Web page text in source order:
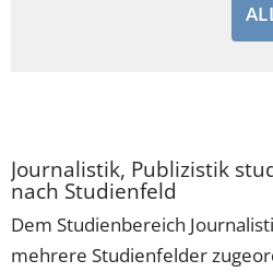
Journalistik, Publizistik
nach Studienfeld
Dem Studienbereich
mehrere Studienfelder